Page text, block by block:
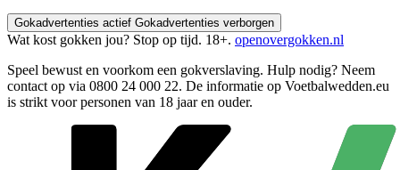
Gokadvertenties actief Gokadvertenties verborgen
Wat kost gokken jou? Stop op tijd. 18+. openovergokken.nl
Speel bewust en voorkom een gokverslaving. Hulp nodig? Neem
contact op via 0800 24 000 22. De informatie op Voetbalwedden.eu
is strikt voor personen van 18 jaar en ouder.